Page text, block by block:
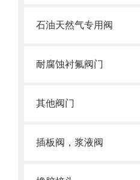
石油天然气专用阀
耐腐蚀衬氟阀门
其他阀门
插板阀，浆液阀